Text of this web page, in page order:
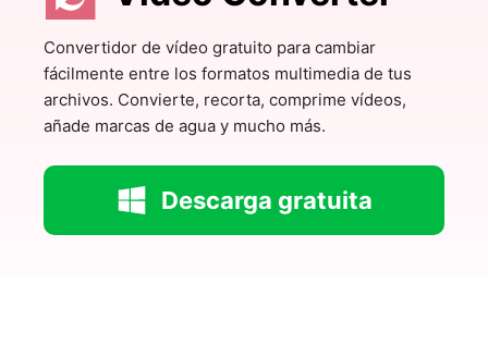
Convertidor de vídeo gratuito para cambiar
fácilmente entre los formatos multimedia de tus
archivos. Convierte, recorta, comprime vídeos,
añade marcas de agua y mucho más.
Descarga gratuita